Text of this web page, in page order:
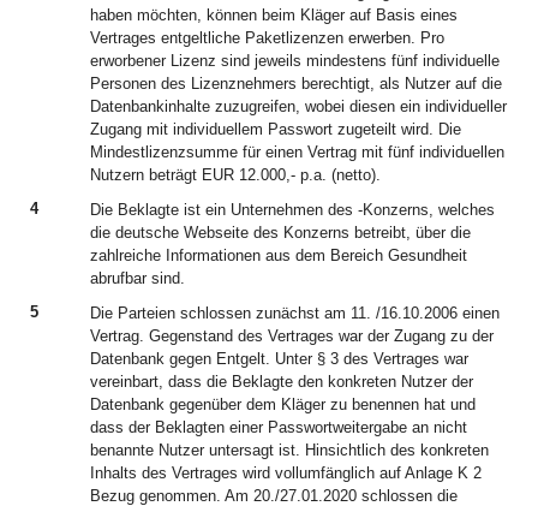
haben möchten, können beim Kläger auf Basis eines
Vertrages entgeltliche Paketlizenzen erwerben. Pro
erworbener Lizenz sind jeweils mindestens fünf individuelle
Personen des Lizenznehmers berechtigt, als Nutzer auf die
Datenbankinhalte zuzugreifen, wobei diesen ein individueller
Zugang mit individuellem Passwort zugeteilt wird. Die
Mindestlizenzsumme für einen Vertrag mit fünf individuellen
Nutzern beträgt EUR 12.000,- p.a. (netto).
4
Die Beklagte ist ein Unternehmen des -Konzerns, welches
die deutsche Webseite des Konzerns betreibt, über die
zahlreiche Informationen aus dem Bereich Gesundheit
abrufbar sind.
5
Die Parteien schlossen zunächst am 11. /16.10.2006 einen
Vertrag. Gegenstand des Vertrages war der Zugang zu der
Datenbank gegen Entgelt. Unter § 3 des Vertrages war
vereinbart, dass die Beklagte den konkreten Nutzer der
Datenbank gegenüber dem Kläger zu benennen hat und
dass der Beklagten einer Passwortweitergabe an nicht
benannte Nutzer untersagt ist. Hinsichtlich des konkreten
Inhalts des Vertrages wird vollumfänglich auf Anlage K 2
Bezug genommen. Am 20./27.01.2020 schlossen die